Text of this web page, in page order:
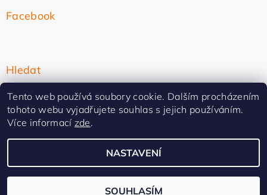
Facebook
Hledat
2026 ©In-duro, všechna práva vyhrazenaUpravit nastavení cookies
Vytvořil Shoptet Premium
Tento web používá soubory cookie. Dalším procházením
tohoto webu vyjadřujete souhlas s jejich používáním.
Více informací zde.
NASTAVENÍ
SOUHLASÍM